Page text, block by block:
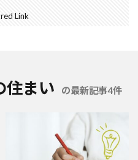
Link
住まい の最新記事4件